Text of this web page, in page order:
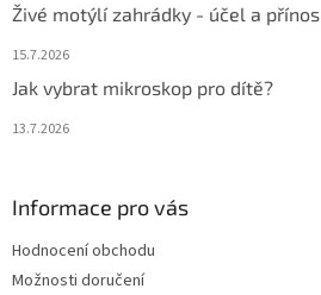
Živé motýlí zahrádky - účel a přínos
15.7.2026
Jak vybrat mikroskop pro dítě?
13.7.2026
Informace pro vás
Hodnocení obchodu
Možnosti doručení